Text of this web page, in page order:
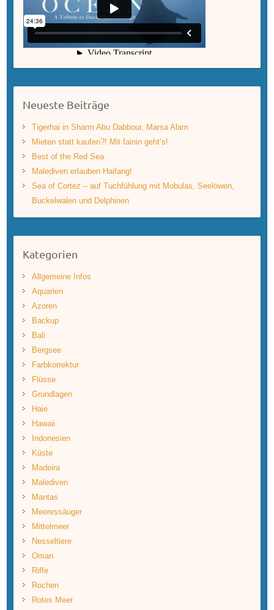
Neueste Beiträge
Tigerhai in Sharm Abu Dabbour, Marsa Alam
Mieten statt kaufen?! Mit fainin geht’s!
Best of the Red Sea
Malediven erlauben Haifang!
Sea of Cortez – auf Tuchfühlung mit Mobulas, Seelöwen,
Buckelwalen und Delphinen
Kategorien
Allgemeine Infos
Aquarien
Azoren
Backup
Bali
Bergsee
Farbkorrektur
Flüsse
Grundlagen
Haie
Hawaii
Indonesien
Küste
Madeira
Malediven
Mantas
Meeressäuger
Mittelmeer
Nesseltiere
Oman
Riffe
Rochen
Rotes Meer